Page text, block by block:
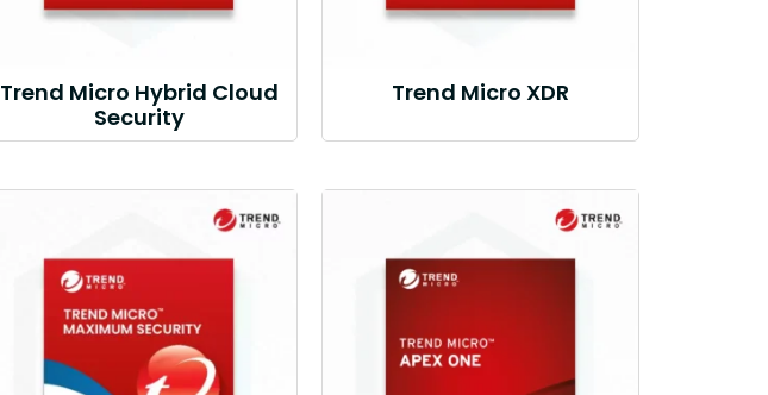
Trend Micro Hybrid Cloud
Security
Trend Micro XDR